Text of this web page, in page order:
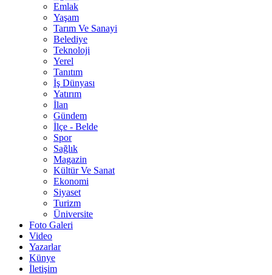
Emlak
Yaşam
Tarım Ve Sanayi
Belediye
Teknoloji
Yerel
Tanıtım
İş Dünyası
Yatırım
İlan
Gündem
İlçe - Belde
Spor
Sağlık
Magazin
Kültür Ve Sanat
Ekonomi
Siyaset
Turizm
Üniversite
Foto Galeri
Video
Yazarlar
Künye
İletişim